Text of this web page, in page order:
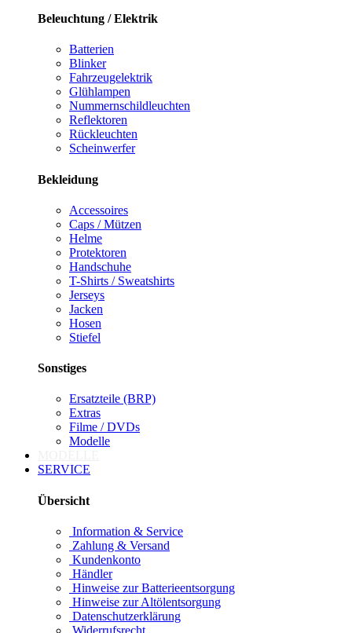
Beleuchtung / Elektrik
Batterien
Blinker
Fahrzeugelektrik
Glühlampen
Nummernschildleuchten
Reflektoren
Rückleuchten
Scheinwerfer
Bekleidung
Accessoires
Caps / Mützen
Helme
Protektoren
Handschuhe
T-Shirts / Sweatshirts
Jerseys
Jacken
Hosen
Stiefel
Sonstiges
Ersatzteile (BRP)
Extras
Filme / DVDs
Modelle
SERVICE
Übersicht
Information & Service
Zahlung & Versand
Kundenkonto
Händler
Hinweise zur Batterieentsorgung
Hinweise zur Altölentsorgung
Datenschutzerklärung
Widerrufsrecht